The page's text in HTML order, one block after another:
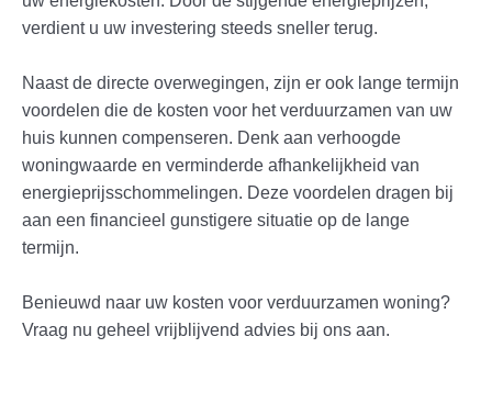
verdient u uw investering steeds sneller terug.
Naast de directe overwegingen, zijn er ook lange termijn
voordelen die de kosten voor het verduurzamen van uw
huis kunnen compenseren. Denk aan verhoogde
woningwaarde en verminderde afhankelijkheid van
energieprijsschommelingen. Deze voordelen dragen bij
aan een financieel gunstigere situatie op de lange
termijn.
Benieuwd naar uw kosten voor verduurzamen woning?
Vraag nu geheel vrijblijvend advies bij ons aan.